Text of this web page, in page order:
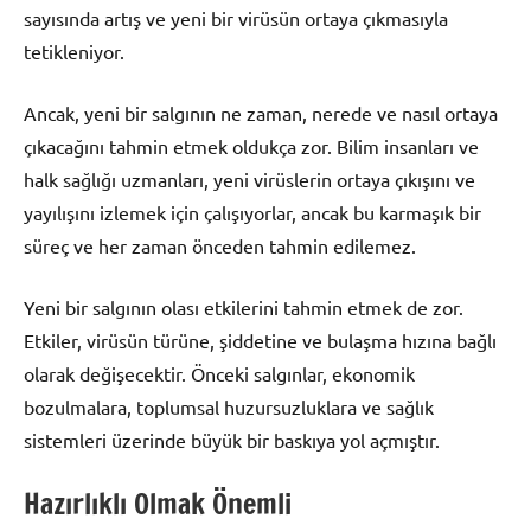
sayısında artış ve yeni bir virüsün ortaya çıkmasıyla
tetikleniyor.
Ancak, yeni bir salgının ne zaman, nerede ve nasıl ortaya
çıkacağını tahmin etmek oldukça zor. Bilim insanları ve
halk sağlığı uzmanları, yeni virüslerin ortaya çıkışını ve
yayılışını izlemek için çalışıyorlar, ancak bu karmaşık bir
süreç ve her zaman önceden tahmin edilemez.
Yeni bir salgının olası etkilerini tahmin etmek de zor.
Etkiler, virüsün türüne, şiddetine ve bulaşma hızına bağlı
olarak değişecektir. Önceki salgınlar, ekonomik
bozulmalara, toplumsal huzursuzluklara ve sağlık
sistemleri üzerinde büyük bir baskıya yol açmıştır.
Hazırlıklı Olmak Önemli